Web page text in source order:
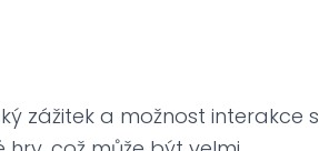
zážitek a možnost interakce s